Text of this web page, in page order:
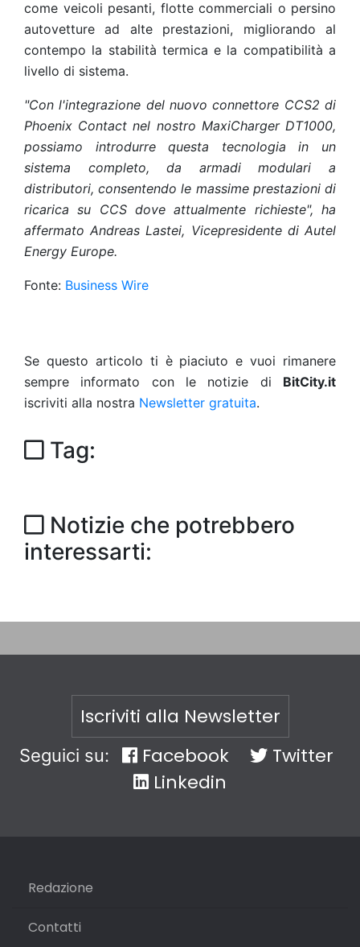
come veicoli pesanti, flotte commerciali o persino
autovetture ad alte prestazioni, migliorando al
contempo la stabilità termica e la compatibilità a
livello di sistema.
"Con l'integrazione del nuovo connettore CCS2 di
Phoenix Contact nel nostro MaxiCharger DT1000,
possiamo introdurre questa tecnologia in un
sistema completo, da armadi modulari a
distributori, consentendo le massime prestazioni di
ricarica su CCS dove attualmente richieste", ha
affermato Andreas Lastei, Vicepresidente di Autel
Energy Europe.
Fonte: Business Wire
Se questo articolo ti è piaciuto e vuoi rimanere
sempre informato con le notizie di BitCity.it
iscriviti alla nostra Newsletter gratuita.
Tag:
Notizie che potrebbero
interessarti:
Iscriviti alla Newsletter
Seguici su: Facebook
Twitter
Linkedin
Redazione
Contatti